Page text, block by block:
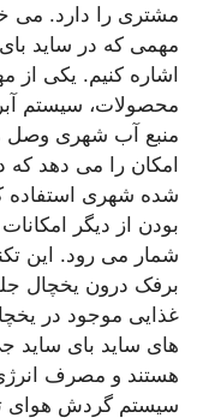
مشتری را دارد. می
مهمی که در ساید
اشاره کنیم. یکی از
محصولات، سیستم
منبع آب شهری وصل
امکان را می دهد که
شده شهری استفاده
بودن از دیگر
شمار می رود. این
برفک درون یخچال
غذایی موجود در
های ساید بای ساید
هستند و مصرف
سیستم گردش هوای